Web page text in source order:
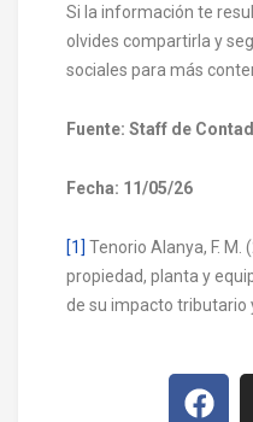
Si la información te
olvides compartirla y
sociales para más
Fuente: Staff de
Fecha: 11/05/26
[1] Tenorio Alanya, F. M.
propiedad, planta y
de su impacto tributario